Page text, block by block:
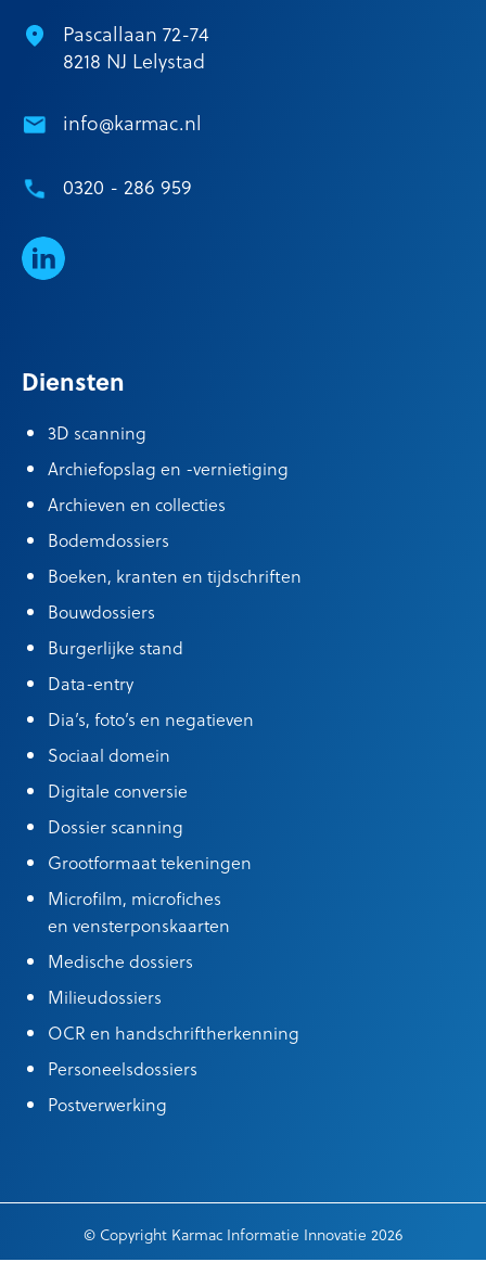
Pascallaan 72-74
8218 NJ Lelystad
info@karmac.nl
0320 - 286 959
LinkedIn
Diensten
3D scanning
Archiefopslag en -vernietiging
Archieven en collecties
Bodemdossiers
Boeken, kranten en tijdschriften
Bouwdossiers
Burgerlijke stand
Data-entry
Dia’s, foto’s en negatieven
Sociaal domein
Digitale conversie
Dossier scanning
Grootformaat tekeningen
Microfilm, microfiches
en vensterponskaarten
Medische dossiers
Milieudossiers
OCR en handschriftherkenning
Personeelsdossiers
Postverwerking
© Copyright Karmac Informatie Innovatie 2026